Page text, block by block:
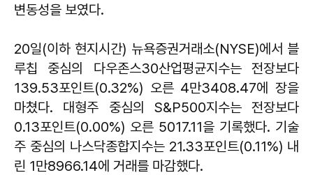
변동성을 보였다.
20일(이하 현지시간) 뉴욕증권거래소(NYSE)에서 블
루칩 중심의 다우존스30산업평균지수는 전장보다
139.53포인트(0.32%) 오른 4만3408.47에 장을
마쳤다. 대형주 중심의 S&P500지수는 전장보다
0.13포인트(0.00%) 오른 5017.11을 기록했다. 기술
주 중심의 나스닥종합지수는 21.33포인트(0.11%) 내
린 1만8966.14에 거래를 마감했다.